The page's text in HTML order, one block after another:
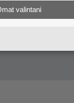
valintani